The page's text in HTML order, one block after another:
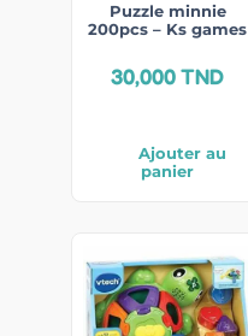
Puzzle minnie
200pcs – Ks games
30,000TND
Ajouter au
panier